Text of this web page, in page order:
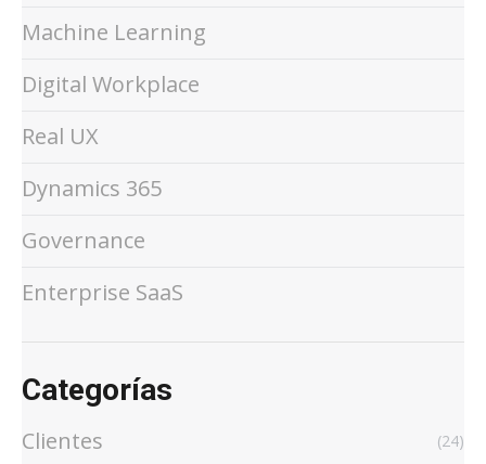
Machine Learning
Digital Workplace
Real UX
Dynamics 365
Governance
Enterprise SaaS
Categorías
Clientes (24)